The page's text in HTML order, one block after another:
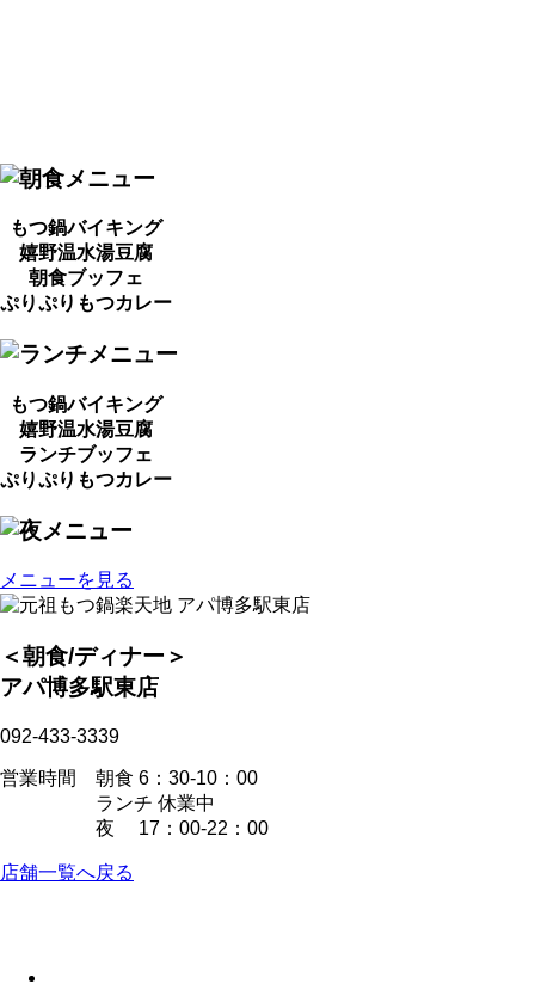
もつ鍋バイキング
嬉野温水湯豆腐
朝食ブッフェ
ぷりぷりもつカレー
もつ鍋バイキング
嬉野温水湯豆腐
ランチブッフェ
ぷりぷりもつカレー
メニューを見る
＜朝食/ディナー＞
アパ博多駅東店
092-433-3339
営業時間 朝食 6：30-10：00
ランチ 休業中
夜 17：00-22：00
店舗一覧へ戻る